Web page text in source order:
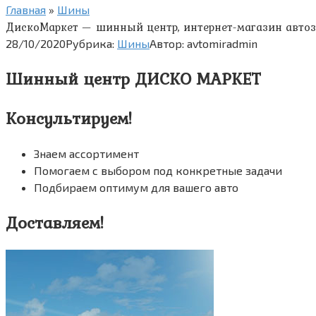
Главная » Шины
ДискоМаркет — шинный центр, интернет-магазин
28/10/2020Рубрика: ШиныАвтор: avtomiradmin
Шинный центр ДИСКО МАРКЕТ
Консультируем!
Знаем ассортимент
Помогаем с выбором под конкретные задачи
Подбираем оптимум для вашего авто
Доставляем!